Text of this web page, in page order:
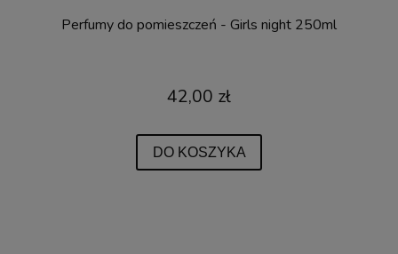
Perfumy do pomieszczeń - Girls night 250ml
42,00 zł
DO KOSZYKA